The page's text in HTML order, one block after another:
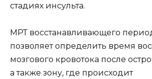
стадиях инсульта.
МРТ восстанавливающего
позволяет определить время
мозгового кровотока после
а также зону, где происходит